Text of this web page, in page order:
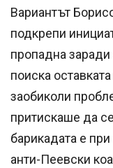
Вариантът
подкрепи
пропадна
поиска
заобиколи
притискаше да
барикадата е
анти-Пеевски